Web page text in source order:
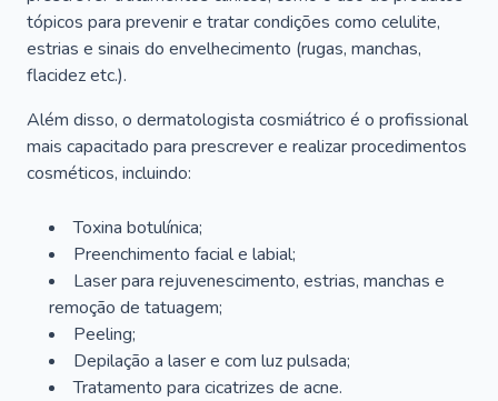
tópicos para prevenir e tratar condições como celulite,
estrias e sinais do envelhecimento (rugas, manchas,
flacidez etc.).
Além disso, o dermatologista cosmiátrico é o profissional
mais capacitado para prescrever e realizar procedimentos
cosméticos, incluindo:
Toxina botulínica;
Preenchimento facial e labial;
Laser para rejuvenescimento, estrias, manchas e
remoção de tatuagem;
Peeling;
Depilação a laser e com luz pulsada;
Tratamento para cicatrizes de acne.